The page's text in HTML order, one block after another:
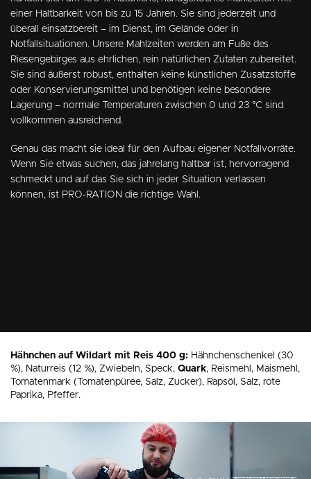
einer Haltbarkeit von bis zu 15 Jahren. Sie sind jederzeit und
überall einsatzbereit – im Dienst, im Gelände oder in
Notfallsituationen. Unsere Mahlzeiten werden am Fuße des
Riesengebirges aus ehrlichen, rein natürlichen Zutaten zubereitet.
Sie sind äußerst robust, enthalten keine künstlichen Zusatzstoffe
oder Konservierungsmittel und benötigen keine besondere
Lagerung – normale Temperaturen zwischen 0 und 23 °C sind
vollkommen ausreichend.
Genau das macht sie ideal für den Aufbau eigener Notfallvorräte.
Wenn Sie etwas suchen, das jahrelang haltbar ist, hervorragend
schmeckt und auf das Sie sich in jeder Situation verlassen
können, ist PRO-RATION die richtige Wahl.
Hähnchen auf Wildart mit Reis 400 g: Hähnchenschenkel (30
%), Naturreis (12 %), Zwiebeln, Speck, Quark, Reismehl, Maismehl,
Tomatenmark (Tomatenpüree, Salz, Zucker), Rapsöl, Salz, rote
Paprika, Pfeffer.